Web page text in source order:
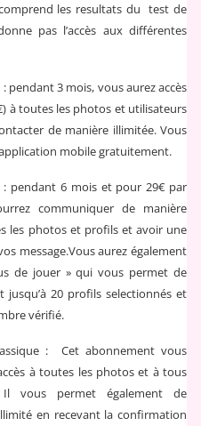
les resultats du test de
pas l’accès aux différentes
3 mois, vous aurez accès
à toutes les photos et utilisateurs
de manière illimitée. Vous
mobile gratuitement.
pendant 6 mois et pour 29€ par
communiquer de manière
les photos et profils et avoir une
message.Vous aurez également
de jouer » qui vous permet de
20 profils selectionnés et
vérifié.
: Cet abonnement vous
à toutes les photos et à tous
vous permet également de
en recevant la confirmation